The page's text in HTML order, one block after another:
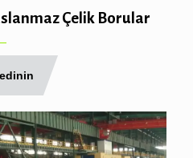
Çelik Borular